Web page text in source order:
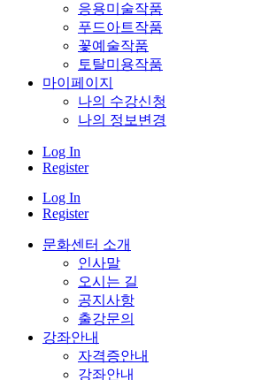
응용미술작품
푸드아트작품
꽃예술작품
토탈미용작품
마이페이지
나의 수강신청
나의 정보변경
Log In
Register
Log In
Register
문화센터 소개
인사말
오시는 길
공지사항
출강문의
강좌안내
자격증안내
강좌안내